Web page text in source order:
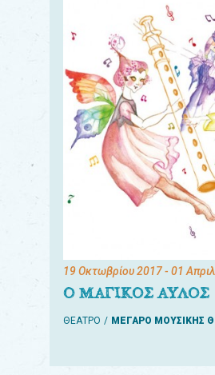
19 Οκτωβρίου 2017- 01
Ο ΜΑΓΙΚΟΣ ΑΥΛΟΣ
ΘΕΑΤΡΟ ΜΕΓΑΡΟ ΜΟΥΣΙΚΗΣ